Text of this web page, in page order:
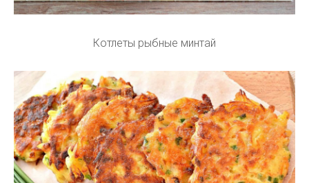
Котлеты рыбные минтай